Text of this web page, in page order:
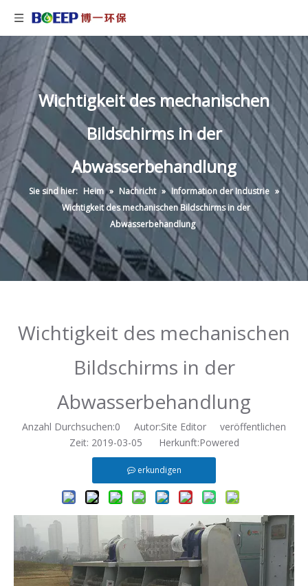
Wichtigkeit des mechanischen
Bildschirms in der
Abwasserbehandlung
Sie sind hier: Heim » Nachricht » Information der Industrie »
Wichtigkeit des mechanischen Bildschirms in der
Abwasserbehandlung
Wichtigkeit des mechanischen
Bildschirms in der
Abwasserbehandlung
Anzahl Durchsuchen:0 Autor:Site Editor veröffentlichen
Zeit: 2019-03-05 Herkunft:Powered
erkundigen